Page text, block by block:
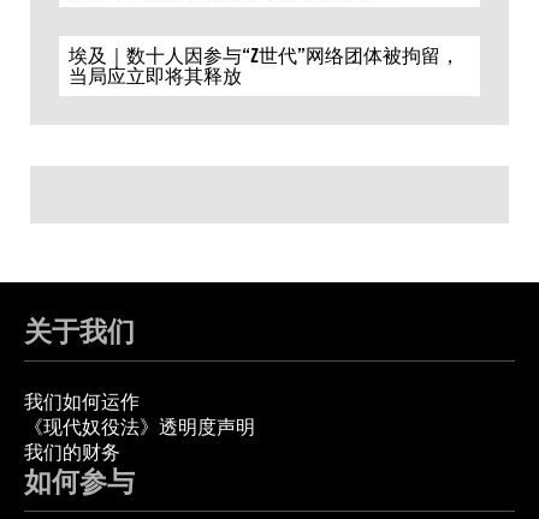
埃及｜数十人因参与“Z世代”网络团体被拘留，
当局应立即将其释放
关于我们
我们如何运作
《现代奴役法》透明度声明
我们的财务
如何参与